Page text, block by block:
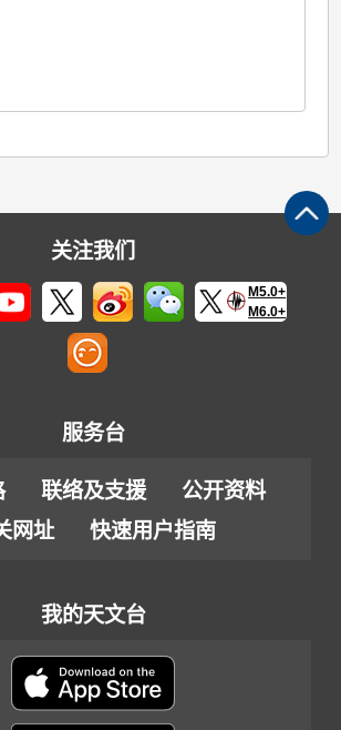
关注我们
M5.0+
M6.0+
服务台
联络及支援
公开资料
网址
快速用户指南
我的天文台